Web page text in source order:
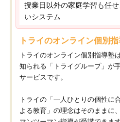
授業日以外の家庭学習も任
いシステム
トライのオンライン個別
トライのオンライン個別指導塾
知られる「トライグループ」が
サービスです。
トライの「一人ひとりの個性に
よる教育」の理念はそのままに